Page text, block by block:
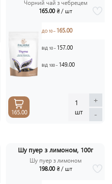
Чорний чай з чебрецем
165.00 ₴ / шт
ДО 10 –165.00
ВІД 10 – 157.00
ВІД 100 – 149.00
1
шт
+
-
165.00
Шу пуер з лимоном, 100г
Шу пуер з лимоном
198.00 ₴ / шт